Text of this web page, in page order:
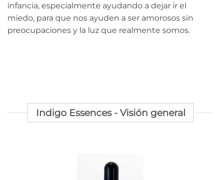
infancia, especialmente ayudando a dejar ir el
miedo, para que nos ayuden a ser amorosos sin
preocupaciones y la luz que realmente somos.
Indigo Essences - Visión general